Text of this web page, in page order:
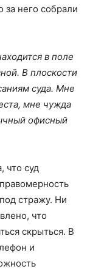
за него собрали
в поле
В плоскости
суда. Мне
мне чужда
офисный
что суд
стражу. Ни
что
скрыться. В
и